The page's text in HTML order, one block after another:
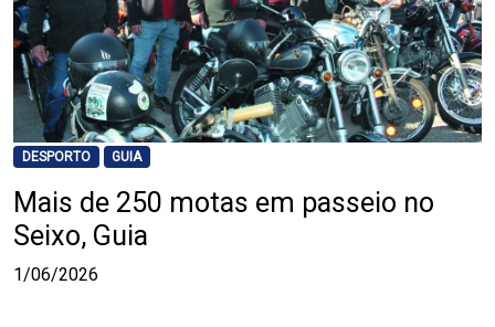
DESPORTO GUIA
Mais de 250 motas em passeio no
Seixo, Guia
1/06/2026